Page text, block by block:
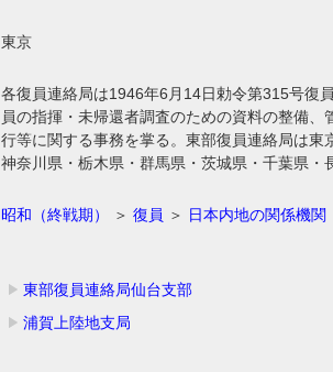
東京
各復員連絡局は1946年6月14日勅令第315号復
員の指揮・未帰還者調査のための資料の整備
行等に関する事務を掌る。東部復員連絡局は
神奈川県・栃木県・群馬県・茨城県・千葉県
昭和（終戦期） ＞ 復員 ＞ 日本内地の関係機関
東部復員連絡局仙台支部
浦賀上陸地支局